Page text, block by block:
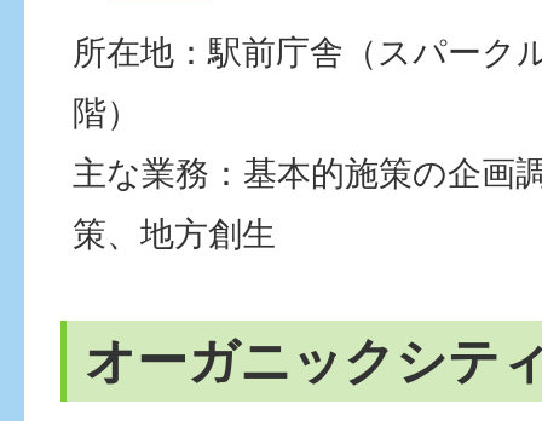
所在地：駅前庁舎（スパーク
階）
主な業務：基本的施策の企画
策、地方創生
オーガニックシテ